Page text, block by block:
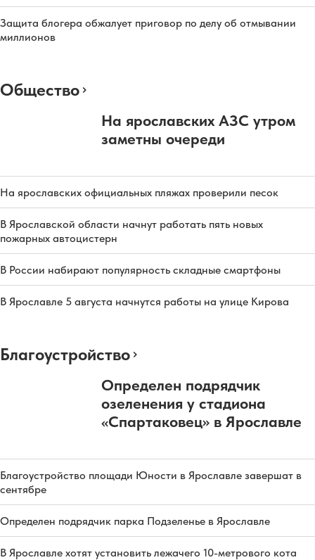
Защита блогера обжалует приговор по делу об отмывании
миллионов
Общество
На ярославских АЗС утром
заметны очереди
На ярославских официальных пляжах проверили песок
В Ярославской области начнут работать пять новых
пожарных автоцистерн
В России набирают популярность складные смартфоны
В Ярославле 5 августа начнутся работы на улице Кирова
Благоустройство
Определен подрядчик
озеленения у стадиона
«Спартаковец» в Ярославле
Благоустройство площади Юности в Ярославле завершат в
сентябре
Определен подрядчик парка Подзеленье в Ярославле
В Ярославле хотят установить лежачего 10-метрового кота